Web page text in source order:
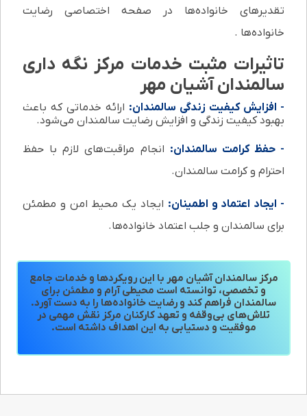
تقدیرهای خانواده‌ها در صفحه اختصاصی رضایت
خانواده‌ها .
تاثیرات مثبت خدمات مرکز نگه داری
سالمندان آشیان مهر
- افزایش کیفیت زندگی سالمندان: ارائه خدماتی که باعث
بهبود کیفیت زندگی و افزایش رضایت سالمندان می‌شود.
- حفظ کرامت سالمندان: انجام مراقبت‌های لازم با حفظ
احترام و کرامت سالمندان.
- ایجاد اعتماد و اطمینان: ایجاد یک محیط امن و مطمئن
برای سالمندان و جلب اعتماد خانواده‌ها.
مرکز سالمندان آشیان مهر با این رویکردها و خدمات جامع
و تخصصی، توانسته است محیطی آرام و مطمئن برای
سالمندان فراهم کند و رضایت خانواده‌ها را به دست آورد.
تلاش‌های بی‌وقفه و تعهد کارکنان مرکز نقش مهمی در
موفقیت و دستیابی به این اهداف داشته است.